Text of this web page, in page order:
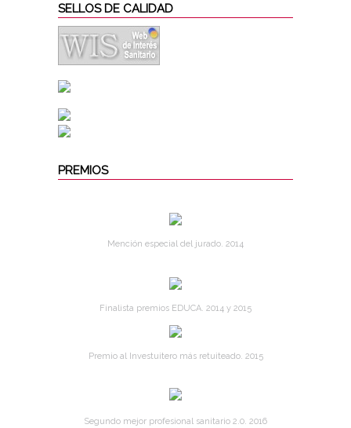
SELLOS DE CALIDAD
PREMIOS
Mención especial del jurado. 2014
Finalista premios EDUCA. 2014 y 2015
Premio al Investuitero más retuiteado. 2015
Segundo mejor profesional sanitario 2.0. 2016